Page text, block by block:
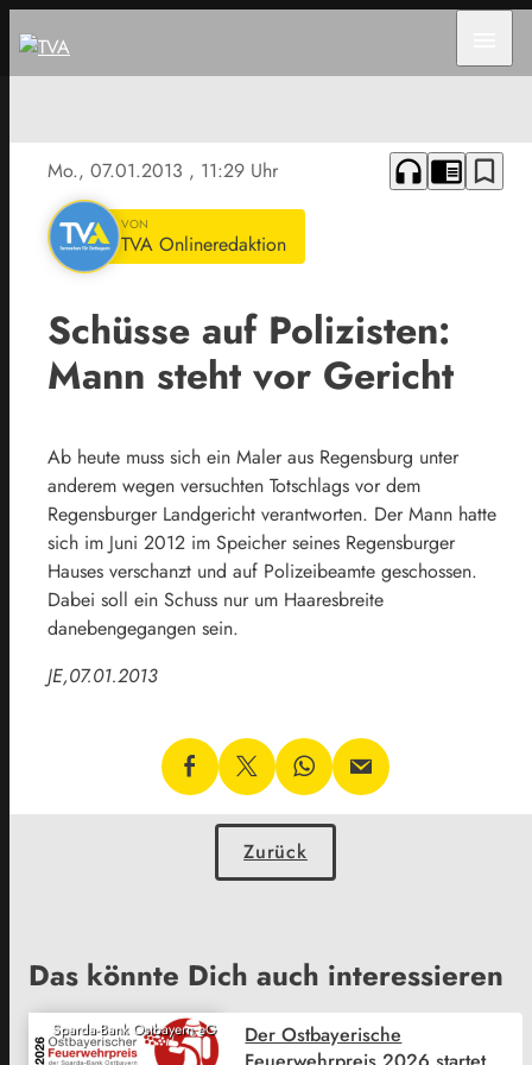
Mo., 07.01.2013 , 11:29 Uhr headphones chrome_reader_mode bookmark_border
VON
TVA Onlineredaktion
Schüsse auf Polizisten:
Mann steht vor Gericht
Ab heute muss sich ein Maler aus Regensburg unter
anderem wegen versuchten Totschlags vor dem
Regensburger Landgericht verantworten. Der Mann hatte
sich im Juni 2012 im Speicher seines Regensburger
Hauses verschanzt und auf Polizeibeamte geschossen.
Dabei soll ein Schuss nur um Haaresbreite
danebengegangen sein.
JE,07.01.2013
Zurück
Das könnte Dich auch interessieren
Sparda-Bank Ostbayern eG
Der Ostbayerische